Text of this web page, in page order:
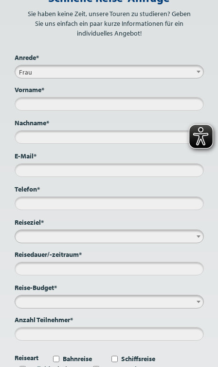
Sie haben keine Zeit, unsere Touren zu studieren? Geben
Sie uns einfach ein paar kurze Informationen für ein
individuelles Angebot!
Anrede*
Frau
Vorname*
Nachname*
E-Mail*
Telefon*
Reiseziel*
Reisedauer/-zeitraum*
Reise-Budget*
Anzahl Teilnehmer*
Reiseart Bahnreise
Schiffsreise